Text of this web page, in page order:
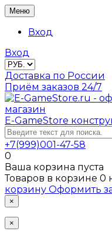
Меню
Вход
Вход
Доставка по России
Приём заказов 24/7
E-GameStore
+7(999)001-47-58
0
Ваша корзина пуста
Товаров в корзине 0
корзину Оформить
×
×